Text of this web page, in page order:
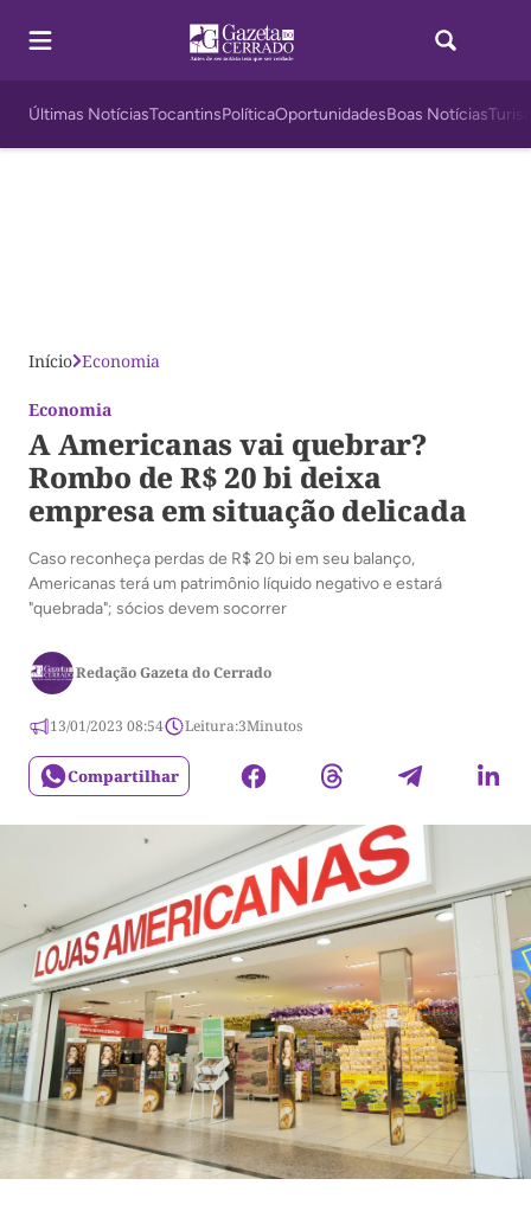
Últimas NotíciasTocantinsPolíticaOportunidadesBoas Notícias
Início Economia
Economia
A Americanas vai quebrar?
Rombo de R$ 20 bi deixa
empresa em situação delicada
Caso reconheça perdas de R$ 20 bi em seu balanço,
Americanas terá um patrimônio líquido negativo e estará
"quebrada"; sócios devem socorrer
Redação Gazeta do Cerrado
13/01/2023 08:54 Leitura:3Minutos
Compartilhar